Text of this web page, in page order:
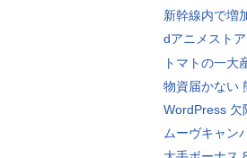
新幹線内で増
dアニメスト
トマトの一大
物資届かない
WordPress 欠
ムーヴキャン